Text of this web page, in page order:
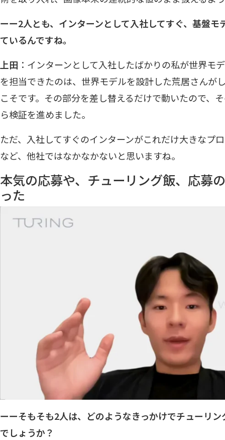
ーー2人とも、インターンとして入社してすぐ、基盤
ているんですね。
上田 ：インターンとして入社したばかりの私が世界モ
を担当できたのは、世界モデルを設計した荒居さんが
こそです。その部分を差し替えるだけで動いたので、
ら検証を進めました。
ただ、入社してすぐのインターンがこれだけ大きなプ
など、他社ではなかなかないと思いますね。
本気の応募や、チューリング飯、応募
った
ーーそもそも2人は、どのようなきっかけでチューリ
でしょうか？